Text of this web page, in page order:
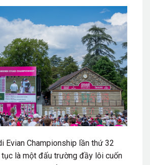
Evian Championship lần thứ 32
tục là một đấu trường đầy lôi cuốn